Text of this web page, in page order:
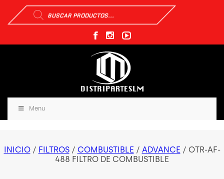
Búsqueda
de
productos
Menu
INICIO/ FILTROS/ COMBUSTIBLE/ ADVANCE/ OTR-AF-
488 FILTRO DE COMBUSTIBLE